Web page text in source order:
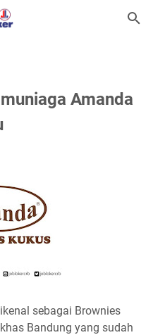
Amanda
sebagai Brownies
Bandung yang sudah